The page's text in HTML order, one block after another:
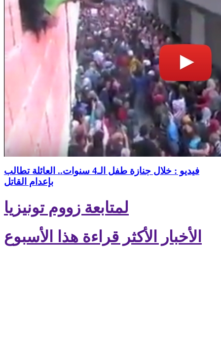
فيديو : خلال جنازة طفل الـ4 سنوات.. العائلة تطالب
بإعدام القاتل
لمتابعة زووم تونيزيا
الأخبار الأكثر قراءة هذا الأسبوع